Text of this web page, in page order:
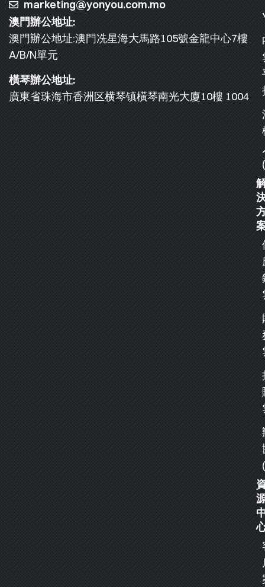
marketing@yonyou.com.mo
澳門辦公地址:
澳門辦公地址:澳門冼星海大馬路105號金龍中心7樓
A/B/N單元
橫琴辦公地址:
廣東省珠海市香洲区横琴镇橫琴南光大廈10樓 1004